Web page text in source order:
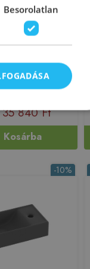
Q 50x39 cm
nélkül, fehér
224890
35 840 Ft
Kosárba
-10%
Besorolatlan